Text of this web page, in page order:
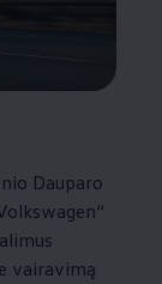
Dauparo
“
vairavimą